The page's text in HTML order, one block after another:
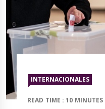
INTERNACIONALES
READ TIME : 10 MINUTES